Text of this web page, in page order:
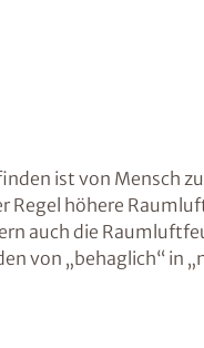
ist von Mensch
Regel höhere
auch die
von „behaglich“ in